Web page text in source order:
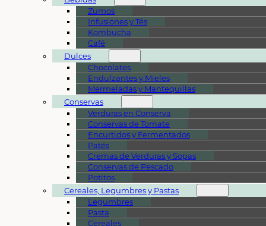
Zumos
Infusiones y Tés
Kombucha
Café
Dulces
Chocolates
Endulzantes y Mieles
Mermeladas y Mantequillas
Conservas
Verduras en Conserva
Conservas de Tomate
Encurtidos y Fermentados
Patés
Cremas de Verduras y Sopas
Conservas de Pescado
Potitos
Cereales, Legumbres y Pastas
Legumbres
Pasta
Cereales